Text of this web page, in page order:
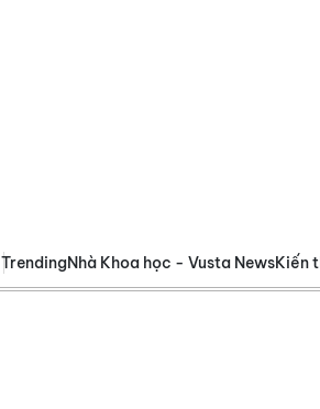
TrendingNhà Khoa học - Vusta NewsKiến